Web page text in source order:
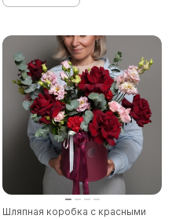
Шляпная коробка с красными